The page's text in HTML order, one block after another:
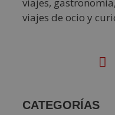
viajes de ocio y
CATEGORÍAS